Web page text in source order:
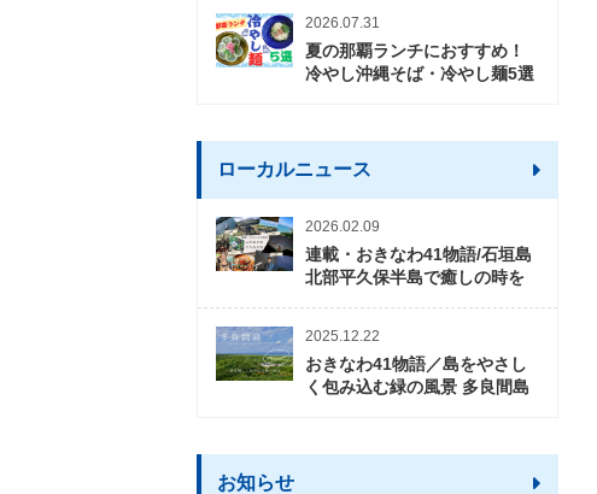
2026.07.31
夏の那覇ランチにおすすめ！
冷やし沖縄そば・冷やし麺5選
ローカルニュース
2026.02.09
連載・おきなわ41物語/石垣島
北部平久保半島で癒しの時を
2025.12.22
おきなわ41物語／島をやさし
く包み込む緑の風景 多良間島
お知らせ